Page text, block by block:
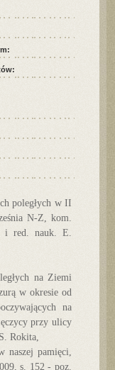
poległych w II
N-Z, kom.
i red. nauk. E.
na Ziemi
w okresie od
na
przy ulicy
Rokita,
naszej pamięci,
s. 152 - poz.